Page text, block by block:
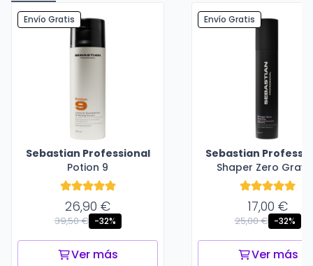
Envío Gratis
Sebastian Professional
Potion 9
26,90 €
39,50 € -32%
Ver más
Envío Gratis
Sebastian
Shaper Zero
17,00 €
25,00 € -32%
Ver más